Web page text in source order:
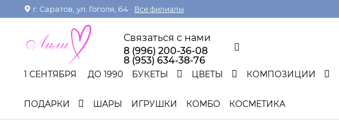
г. Саратов, ул. Гоголя, 64 Все филиалы
Связаться с нами
8 (996) 200-36-08
8 (953) 634-38-76
1 СЕНТЯБРЯ ДО 1990 БУКЕТЫ ЦВЕТЫ КОМПОЗИЦИИ
ПОДАРКИ ШАРЫ ИГРУШКИ КОМБО КОСМЕТИКА